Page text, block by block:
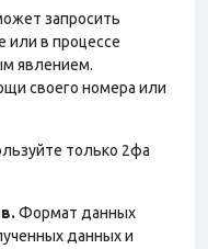
запросить
или в процессе
явлением.
своего номера или
только 2фа
Формат данных
данных и